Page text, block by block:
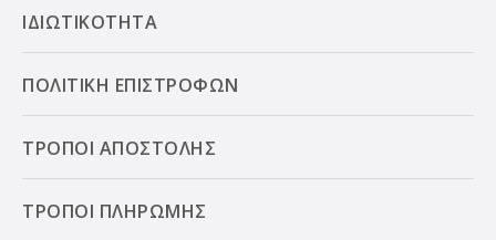
ΙΔΙΩΤΙΚΟΤΗΤΑ
ΠΟΛΙΤΙΚΗ ΕΠΙΣΤΡΟΦΩΝ
ΤΡΟΠΟΙ ΑΠΟΣΤΟΛΗΣ
ΤΡΟΠΟΙ ΠΛΗΡΩΜΗΣ